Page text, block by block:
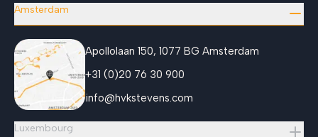
Amsterdam
Apollolaan 150, 1077 BG Amsterdam
+31 (0)20 76 30 900
info@hvkstevens.com
Luxembourg